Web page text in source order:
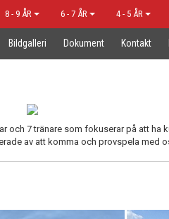
8 - 9 ÅR 6 - 7 ÅR 4 - 5 ÅR
Bildgalleri Dokument Kontakt
och 7 tränare som fokuserar på att ha
av att komma och provspela med